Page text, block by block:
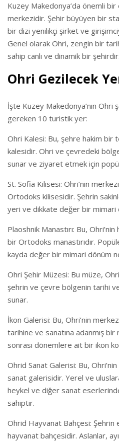
Kuzey Makedonya’da önemli
merkezidir. Şehir büyüyen bir
bir dizi yenilikçi şirket ve
Genel olarak Ohri, zengin bir
sahip canlı ve dinamik bir şehirdir.
Ohri Gezilecek
İşte Kuzey Makedonya’nın
gereken 10 turistik yer:
Ohri Kalesi: Bu, şehre hakim bir
kalesidir. Ohri ve çevredeki
sunar ve ziyaret etmek için
St. Sofia Kilisesi: Ohri’nin
Ortodoks kilisesidir. Şehrin
yeri ve dikkate değer bir mimari
Plaoshnik Manastırı: Bu,
bir Ortodoks manastırıdır.
kayda değer bir mimari dönüm
Ohri Şehir Müzesi: Bu müze,
şehrin ve çevre bölgenin tarihi
sunar.
İkon Galerisi: Bu, Ohri’nin
tarihine ve sanatına adanmış
sonrası dönemlere ait bir ikon
Ohrid Sanat Galerisi: Bu,
sanat galerisidir. Yerel ve
heykel ve diğer sanat
sahiptir.
Ohrid Hayvanat Bahçesi: Şehrin
hayvanat bahçesidir. Aslanlar,